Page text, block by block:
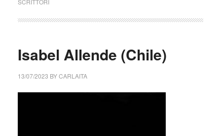
SCRITTORI
Isabel Allende (Chile)
13/07/2023 BYCARLAITA